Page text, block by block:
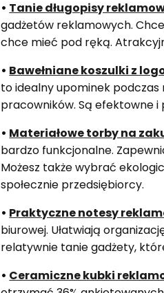
• Tanie długopisy
gadżetów reklamowych.
chce mieć pod ręką.
• Bawełniane koszulki z
to idealny upominek podczas
pracowników. Są efektowne
• Materiałowe torby na
bardzo funkcjonalne.
Możesz także wybrać
społecznie przedsiębiorcy.
• Praktyczne notesy
biurowej. Ułatwiają
relatywnie tanie gadżety,
• Ceramiczne kubki